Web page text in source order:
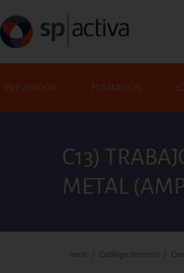
Buscar
PREVENCIÓN FORMACIÓN
C13)
METAL
Ruta de navegación
Inicio Catálogo de cursos